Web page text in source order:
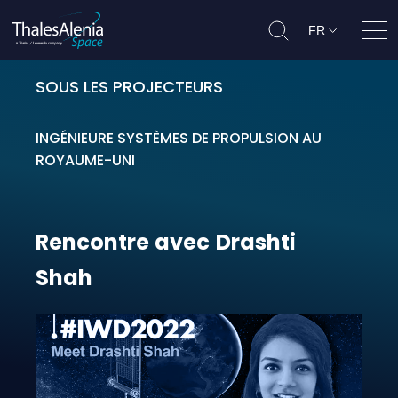
FR
SOUS LES PROJECTEURS
Rencontre avec Drashti Shah
INGÉNIEURE SYSTÈMES DE PROPULSION AU
ROYAUME-UNI
Rencontre avec Drashti
Shah